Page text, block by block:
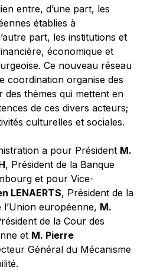
Marty
entre, d’une part, les
établies à
part, les institutions et
économique et
Ce nouveau réseau
coordination organise des
des thèmes qui mettent en
de ces divers acteurs;
culturelles et sociales.
a pour Président M.
, Président de la Banque
et pour Vice-
LENAERTS, Président de la
l’Union européenne, M.
de la Cour des
et M. Pierre
Général du Mécanisme